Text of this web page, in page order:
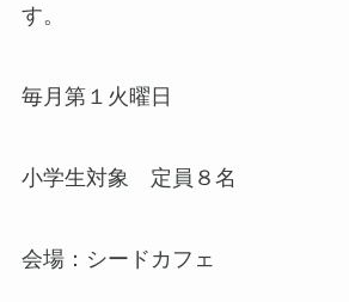
す。
毎月第１火曜日
小学生対象 定員８名
会場：シードカフェ